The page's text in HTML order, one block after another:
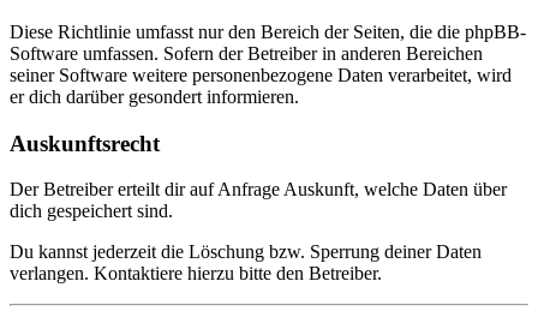
Diese Richtlinie umfasst nur den Bereich der Seiten, die die phpBB-
Software umfassen. Sofern der Betreiber in anderen Bereichen
seiner Software weitere personenbezogene Daten verarbeitet, wird
er dich darüber gesondert informieren.
Auskunftsrecht
Der Betreiber erteilt dir auf Anfrage Auskunft, welche Daten über
dich gespeichert sind.
Du kannst jederzeit die Löschung bzw. Sperrung deiner Daten
verlangen. Kontaktiere hierzu bitte den Betreiber.